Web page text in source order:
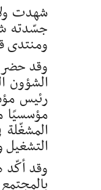
جسّدته
ومنتدى
وقد حضر
الشؤون
رئيس
مؤسسيًا
التشغيل
وقد أكّد